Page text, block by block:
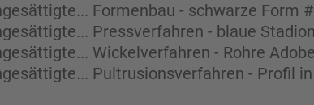
Formenbau - schwarze Form
Pressverfahren - blaue
Wickelverfahren - Rohre
Pultrusionsverfahren - Profil